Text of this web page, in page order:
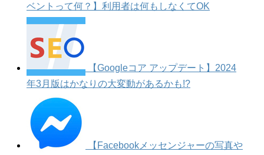
ベントって何？】利用者は何もしなくてOK
【Googleコア アップデート】2024
年3月版はかなりの大変動があるかも!?
【Facebookメッセンジャーの写真や